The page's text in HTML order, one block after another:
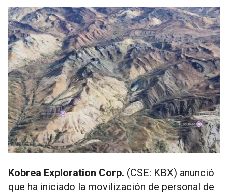
Kobrea Exploration Corp. (CSE: KBX) anunció
que ha iniciado la movilización de personal de